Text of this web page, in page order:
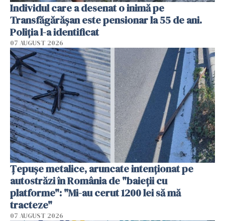
Individul care a desenat o inimă pe
Transfăgărășan este pensionar la 55 de ani.
Poliția l-a identificat
07 AUGUST 2026
Țepușe metalice, aruncate intenționat pe
autostrăzi în România de "baieții cu
platforme": "Mi-au cerut 1200 lei să mă
tracteze"
07 AUGUST 2026